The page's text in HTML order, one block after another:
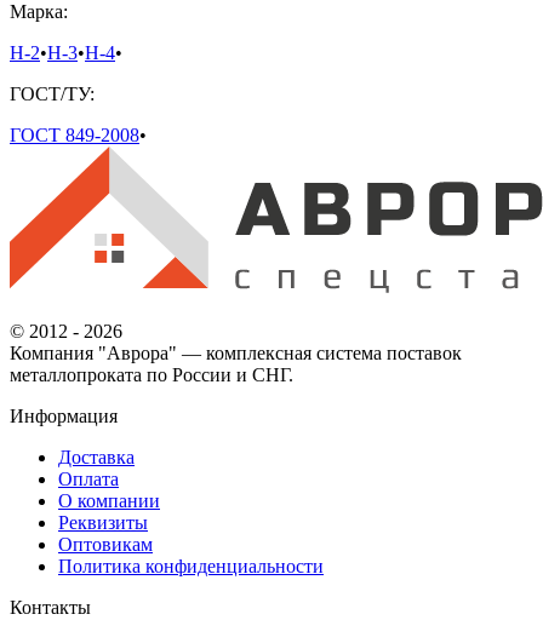
Марка:
Н-2•Н-3•Н-4•
ГОСТ/ТУ:
ГОСТ 849-2008•
© 2012 - 2026
Компания "Аврора" — комплексная система поставок
металлопроката по России и СНГ.
Информация
Доставка
Оплата
О компании
Реквизиты
Оптовикам
Политика конфиденциальности
Контакты